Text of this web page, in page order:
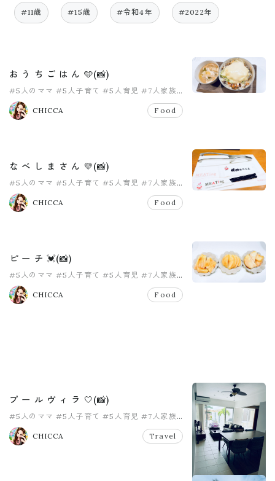
#11歳 #15歳 #令和4年 #2022年
お う ち ご は ん 🩵(📸)
#5人のママ #5人子育て #5人育児 #7人家族
#おうちごはん
CHICCA
Food
な べ し ま さ ん 💛(📸)
#5人のママ #5人子育て #5人育児 #7人家族
#なべしま
CHICCA
Food
ピ ー チ 💓(📸)
#5人のママ #5人子育て #5人育児 #7人家族
#おうちプール
CHICCA
Food
プ ー ル ヴ ィ ラ 🤍(📸)
#5人のママ #5人子育て #5人育児 #7人家族
#大家族
CHICCA
Travel